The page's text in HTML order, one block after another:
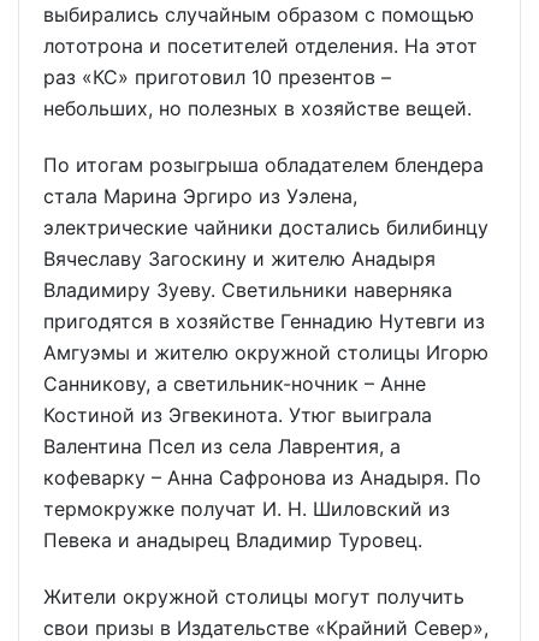
выбирались случайным образом с помощью
лототрона и посетителей отделения. На этот
раз «КС» приготовил 10 презентов –
небольших, но полезных в хозяйстве вещей.
По итогам розыгрыша обладателем блендера
стала Марина Эргиро из Уэлена,
электрические чайники достались билибинцу
Вячеславу Загоскину и жителю Анадыря
Владимиру Зуеву. Светильники наверняка
пригодятся в хозяйстве Геннадию Нутевги из
Амгуэмы и жителю окружной столицы Игорю
Санникову, а светильник-ночник – Анне
Костиной из Эгвекинота. Утюг выиграла
Валентина Псел из села Лаврентия, а
кофеварку – Анна Сафронова из Анадыря. По
термокружке получат И. Н. Шиловский из
Певека и анадырец Владимир Туровец.
Жители окружной столицы могут получить
свои призы в Издательстве «Крайний Север»,